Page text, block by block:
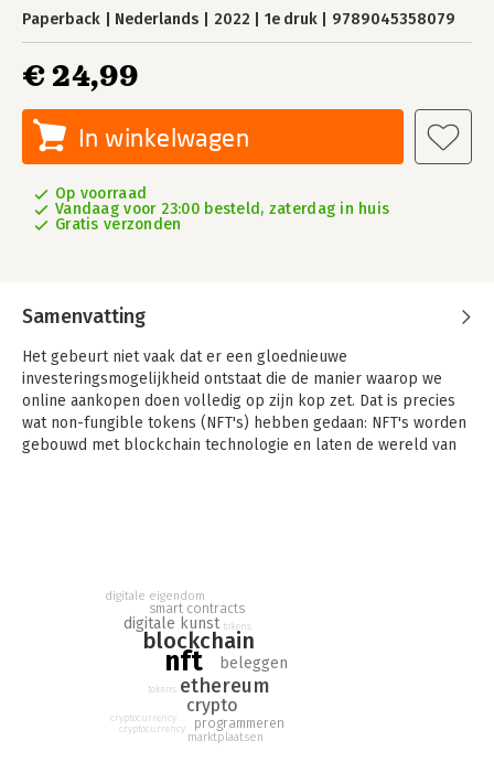
Paperback Nederlands 2022 1e druk 9789045358079
€ 24,99
In winkelwagen
Op voorraad
Vandaag voor 23:00 besteld, zaterdag in huis
Gratis verzonden
Samenvatting
Het gebeurt niet vaak dat er een gloednieuwe
investeringsmogelijkheid ontstaat die de manier waarop we
online aankopen doen volledig op zijn kop zet. Dat is precies
wat non-fungible tokens (NFT's) hebben gedaan: NFT's worden
gebouwd met blockchain technologie en laten de wereld van
iedereen die wat wil leren over het kopen, verkopen en maken
van cryptocollectibles.
nft
blockchain
ethereum
crypto
digitale kunst
beleggen
programmeren
smart contracts
marktplaatsen
digitale eigendom
tokens
cryptocurrency
tokens
cryptocurrency